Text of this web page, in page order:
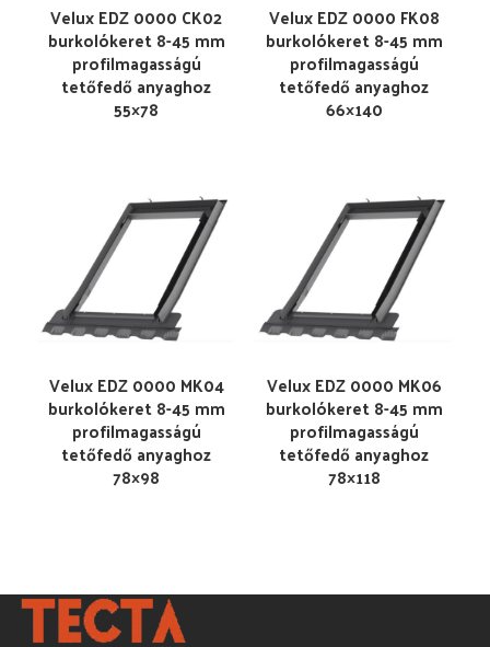
Velux EDZ 0000 CK02
burkolókeret 8-45 mm
profilmagasságú
tetőfedő anyaghoz
55×78
Velux EDZ 0000 FK08
burkolókeret 8-45 mm
profilmagasságú
tetőfedő anyaghoz
66×140
Velux EDZ 0000 MK04
burkolókeret 8-45 mm
profilmagasságú
tetőfedő anyaghoz
78×98
Velux EDZ 0000 MK06
burkolókeret 8-45 mm
profilmagasságú
tetőfedő anyaghoz
78×118